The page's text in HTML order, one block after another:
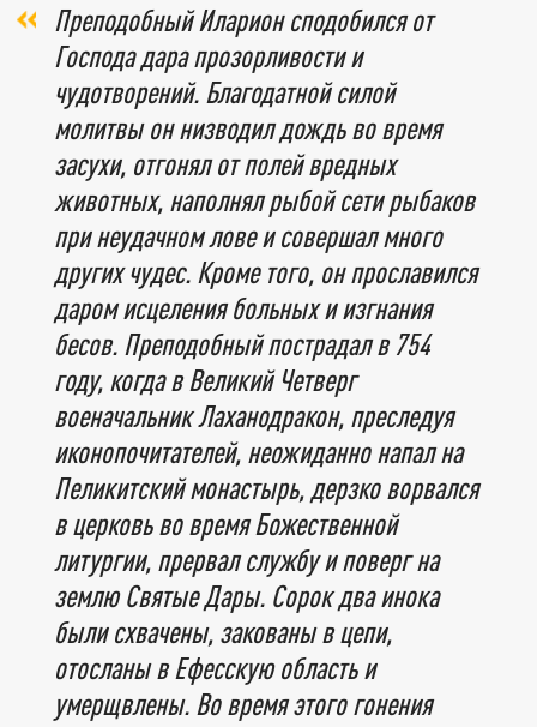
Преподобный Иларион сподобился от
Господа дара прозорливости и
чудотворений. Благодатной силой
молитвы он низводил дождь во время
засухи, отгонял от полей вредных
животных, наполнял рыбой сети рыбаков
при неудачном лове и совершал много
других чудес. Кроме того, он прославился
даром исцеления больных и изгнания
бесов. Преподобный пострадал в 754
году, когда в Великий Четверг
военачальник Лаханодракон, преследуя
иконопочитателей, неожиданно напал на
Пеликитский монастырь, дерзко ворвался
в церковь во время Божественной
литургии, прервал службу и поверг на
землю Святые Дары. Сорок два инока
были схвачены, закованы в цепи,
отосланы в Ефесскую область и
умерщвлены. Во время этого гонения